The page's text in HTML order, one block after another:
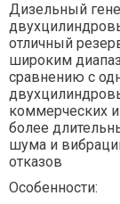
Дизельный
отличный
широким
сравнению с
коммерческих
более
шума и
отказов
Особенности: